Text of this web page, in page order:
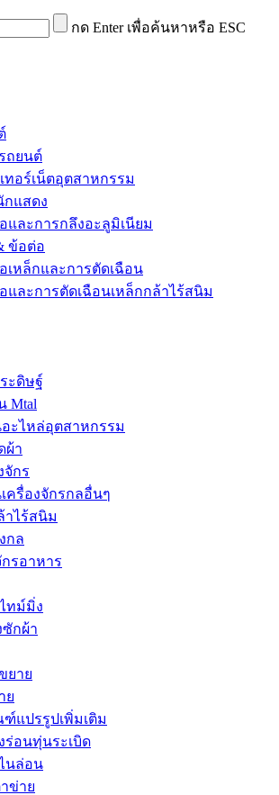
กด Enter เพื่อค้นหาหรือ ESC
ถยนต์
ทอร์เน็ตอุตสาหกรรม
กแสดง
และการกลึงอะลูมิเนียม
ข้อต่อ
เหล็กและการตัดเฉือน
และการตัดเฉือนเหล็กกล้าไร้สนิม
ะดิษฐ์
Mtal
ะไหล่อุตสาหกรรม
ผ้า
จักร
ครื่องจักรกลอื่นๆ
าไร้สนิม
กล
กรอาหาร
ทม์มิ่ง
ซักผ้า
ยาย
ย
แปรรูปเพิ่มเติม
ร่อนทุ่นระเบิด
นล่อน
ข่าย